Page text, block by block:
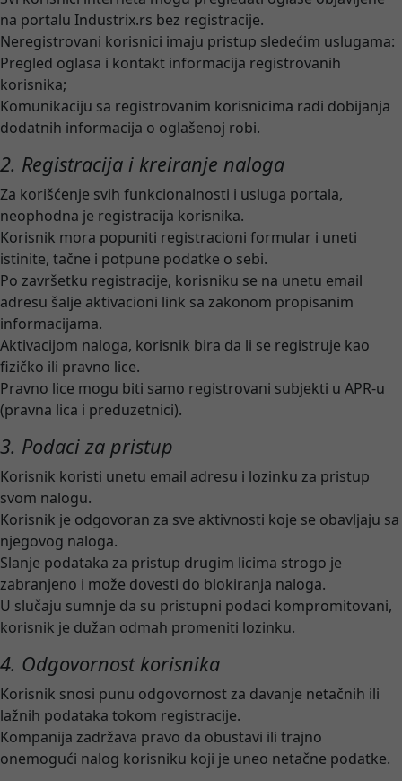
na portalu Industrix.rs bez registracije.
Neregistrovani korisnici imaju pristup sledećim uslugama:
Pregled oglasa i kontakt informacija registrovanih
korisnika;
Komunikaciju sa registrovanim korisnicima radi dobijanja
dodatnih informacija o oglašenoj robi.
2. Registracija i kreiranje naloga
Za korišćenje svih funkcionalnosti i usluga portala,
neophodna je registracija korisnika.
Korisnik mora popuniti registracioni formular i uneti
istinite, tačne i potpune podatke o sebi.
Po završetku registracije, korisniku se na unetu email
adresu šalje aktivacioni link sa zakonom propisanim
informacijama.
Aktivacijom naloga, korisnik bira da li se registruje kao
fizičko ili pravno lice.
Pravno lice mogu biti samo registrovani subjekti u APR-u
(pravna lica i preduzetnici).
3. Podaci za pristup
Korisnik koristi unetu email adresu i lozinku za pristup
svom nalogu.
Korisnik je odgovoran za sve aktivnosti koje se obavljaju sa
njegovog naloga.
Slanje podataka za pristup drugim licima strogo je
zabranjeno i može dovesti do blokiranja naloga.
U slučaju sumnje da su pristupni podaci kompromitovani,
korisnik je dužan odmah promeniti lozinku.
4. Odgovornost korisnika
Korisnik snosi punu odgovornost za davanje netačnih ili
lažnih podataka tokom registracije.
Kompanija zadržava pravo da obustavi ili trajno
onemogući nalog korisniku koji je uneo netačne podatke.